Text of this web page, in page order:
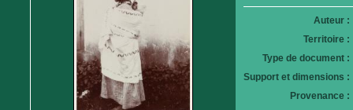
Auteur :
Territoire :
Type de document :
Support et dimensions :
Provenance :